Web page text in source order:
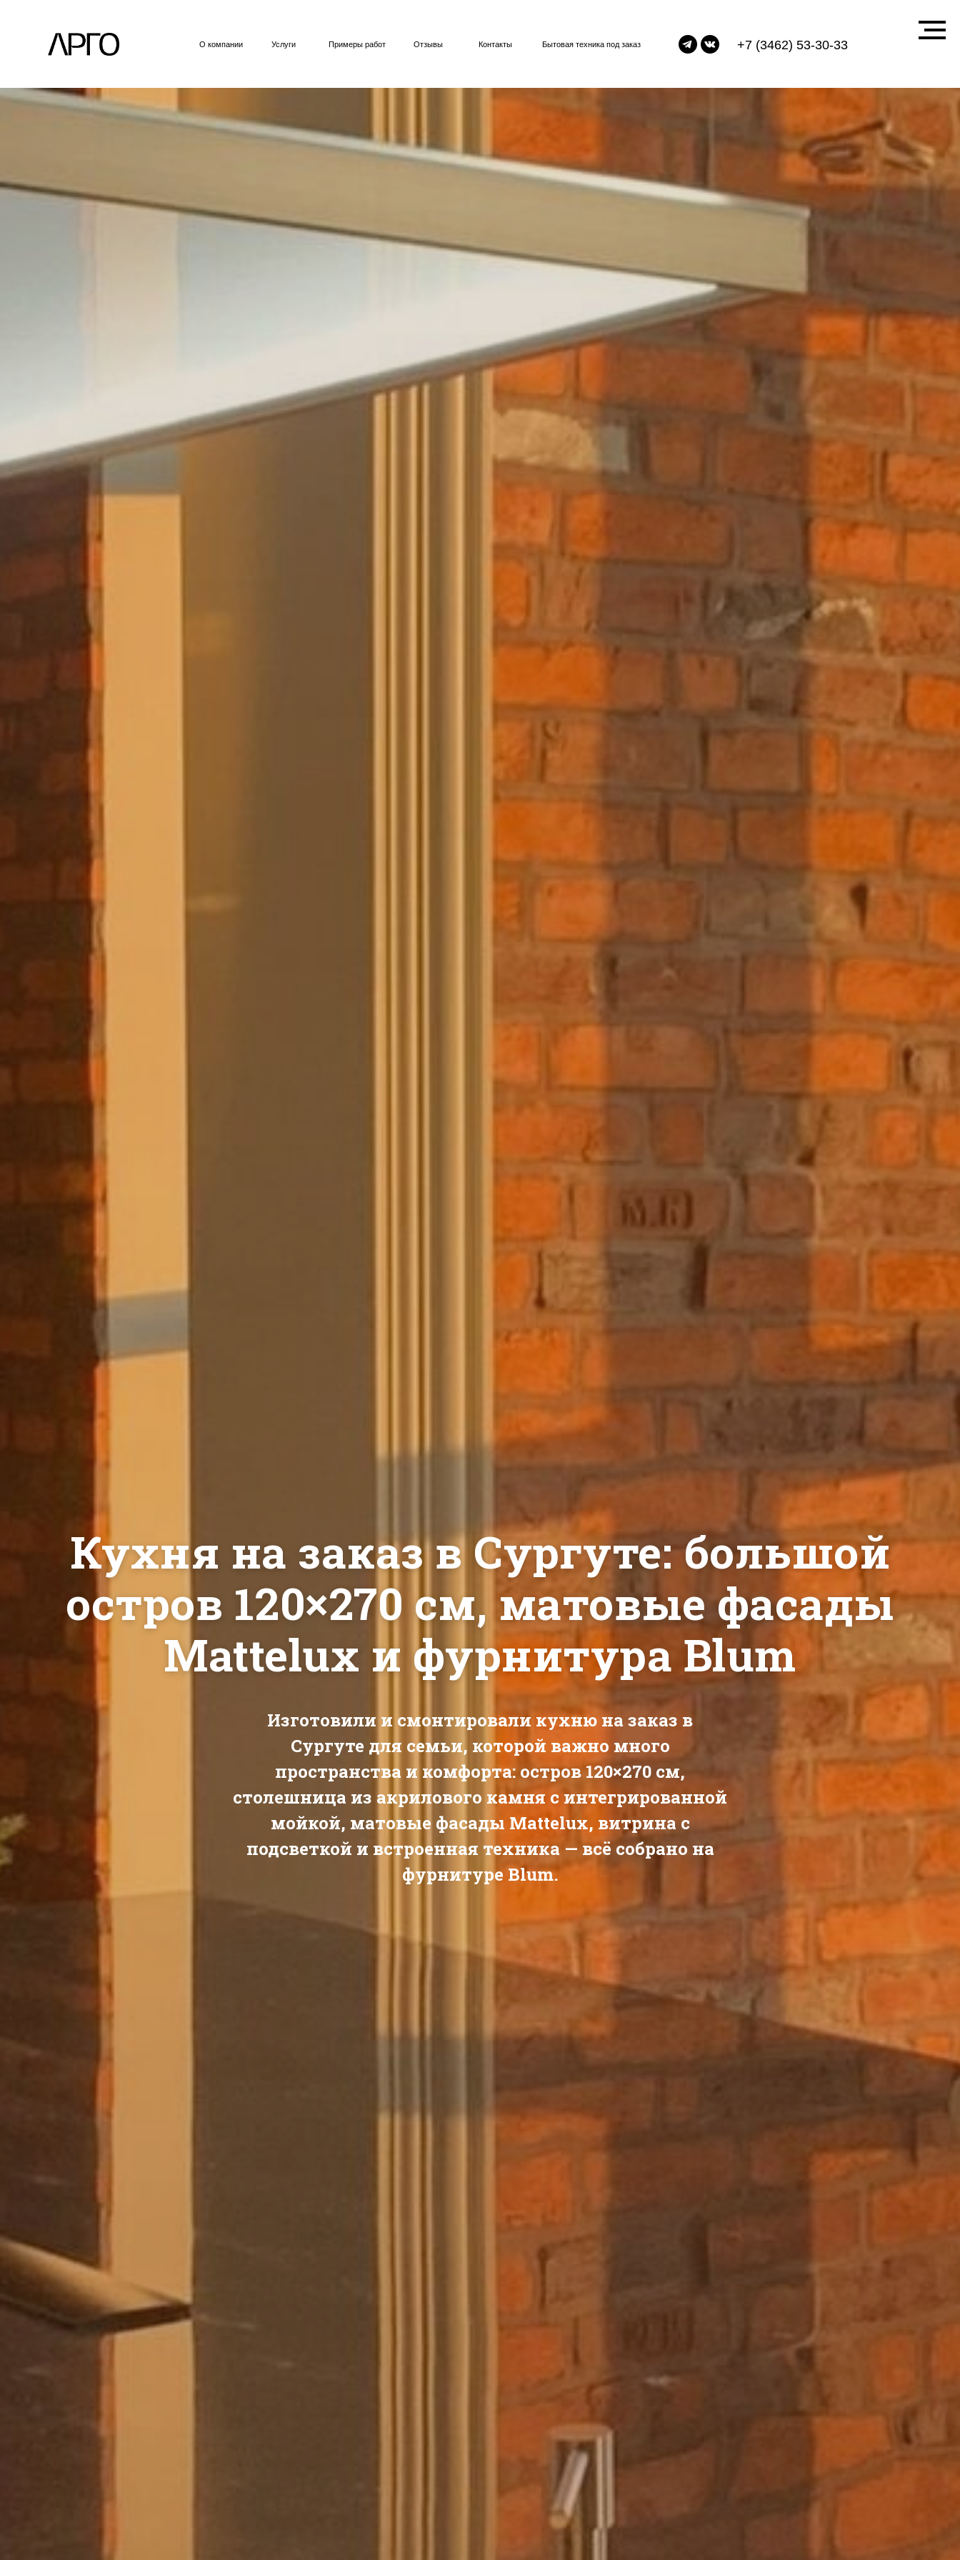
+7 (3462) 53-30-33
Кухня на заказ в Сургуте: большой
остров 120×270 см, матовые фасады
Mattelux и фурнитура Blum
Изготовили и смонтировали кухню на заказ в
Сургуте для семьи, которой важно много
пространства и комфорта: остров 120×270 см,
столешница из акрилового камня с интегрированной
мойкой, матовые фасады Mattelux, витрина с
подсветкой и встроенная техника — всё собрано на
фурнитуреBlum.